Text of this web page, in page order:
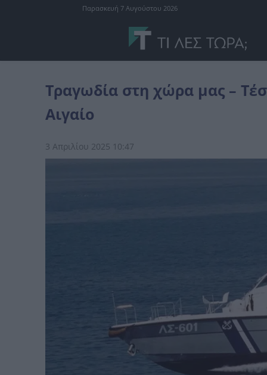
Παρασκευή 7 Αυγούστου 2026
Τραγωδία στη χώρα μας –
Αιγαίο
3 Απριλίου 2025 10:47